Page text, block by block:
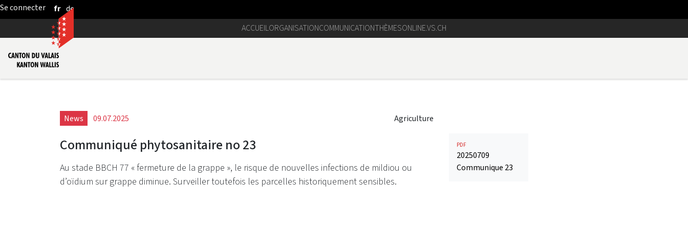
Saut au contenu principal
fr de
ACCUEILORGANISATIONCOMMUNICATIONTHÈMESONLINE.VS.CH
News 09.07.2025 Agriculture
Communiqué phytosanitaire no 23
Au stade BBCH 77 « fermeture de la grappe », le risque de nouvelles infections de mildiou ou
d’oïdium sur grappe diminue. Surveiller toutefois les parcelles historiquement sensibles.
PDF
20250709
Communique 23